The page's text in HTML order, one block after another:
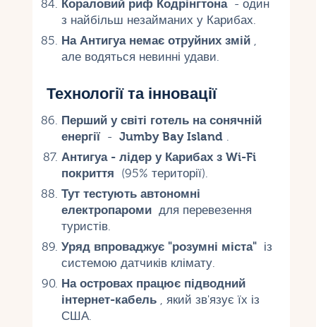
Кораловий риф Кодрінгтона- один
з найбільш незайманих у Карибах.
На Антигуа немає отруйних змій,
але водяться невинні удави.
Технології та інновації
Перший у світі готель на сонячній
енергії- Jumby Bay Island.
Антигуа - лідер у Карибах з Wi-Fi
покриття (95% території).
Тут тестують автономні
електропаромидля перевезення
туристів.
Уряд впроваджує "розумні міста"із
системою датчиків клімату.
На островах працює підводний
інтернет-кабель, який зв'язує їх із
США.